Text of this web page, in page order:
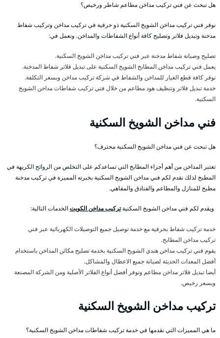
هل تبحث عن فني تركيب مداخن مطاعم شاطر ورخيص؟
نوفر فني تركيب مداخن الشويخ السكنية ذو حرفية في تركيب مداخن وتركيب شفاط
مدخنة وتبديل فلاتر وتصليح كافة أنواع الشفاطات والمداخن. ونعمل في:
تصليح وصيانة شفاط مدخنة عبر فني تركيب مداخن الشويخ السكنية.
يعمل فني تركيب مداخن المطابخ الشويخ السكنية على تبديل فلاتر شفاط المدخنة.
نوفر كافة قطع الغيار للمداخن والشفاط في شركة تركيب مداخن وبسعر التكلفة.
خدمة تبديل فلاتر وتنظيف هود مطاعم من خلال فني تركيب شفاطات مداخن الشويخ
السكنية.
فني مداخن الشويخ السكنية
هل تبحث عن فني مداخن الشويخ السكنية محترف؟
تعتبر المداخن من أهم أجزاء المطابخ التي تساعدكم على التخلص من الروائح الكريهة في
المطبخ لذلك نقدم لكم فني مداخن الشويخ السكنية بخبرته المميزة في تركيب مدخنة
مطبخ للمنازل والمطاعم والفنادق والمقاهي.
ويقدم لكم فني مداخن الشويخ السكنيةتركيب مداخن الكويتالخدمات التالية:
خدمة تركيب شفاط بحرفية مع خدمة توصيل جميع التوصيلات الكهربائية عبر فني
تركيب مداخن المطابخ.
يقوم فني تركيب مداخن هندي الشويخ السكنية بخدمة تصليح مكائن المداخن باستخدام
أفضل المعدات الحديثة لصيانة جميع الاعطال والمشاكل.
أيضا تبديل فلاتر مداخن مطاعم ونوفر أفضل أنواع الفلاتر الأصلية ومن الشركة المصنعة
وبسعر رخيص.
تركيب مداخن الشويخ السكنية
ما هي المميزات التي نقدمها في خدمة تركيب شفاطات مداخن الشويخ السكنية؟